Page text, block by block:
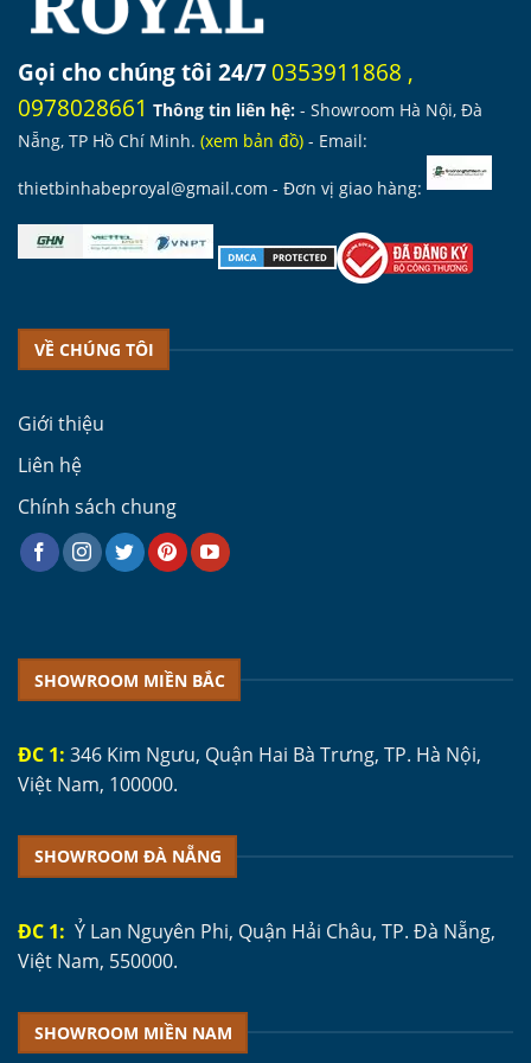
Gọi cho chúng tôi 24/70353911868 ,
0978028661 Thông tin liên hệ: - Showroom Hà Nội, Đà
Nẵng, TP Hồ Chí Minh. (xem bản đồ) - Email:
thietbinhabeproyal@gmail.com - Đơn vị giao hàng:
VỀ CHÚNG TÔI
Giới thiệu
Liên hệ
Chính sách chung
SHOWROOM MIỀN BẮC
ĐC 1: 346 Kim Ngưu, Quận Hai Bà Trưng, TP. Hà Nội,
Việt Nam, 100000.
SHOWROOM ĐÀ NẴNG
ĐC 1: Ỷ Lan Nguyên Phi, Quận Hải Châu, TP. Đà Nẵng,
Việt Nam, 550000.
SHOWROOM MIỀN NAM